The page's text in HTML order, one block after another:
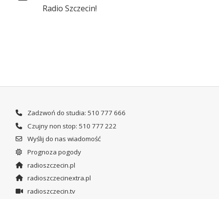
Radio Szczecin!
Zadzwoń do studia: 510 777 666
Czujny non stop: 510 777 222
Wyślij do nas wiadomość
Prognoza pogody
radioszczecin.pl
radioszczecinextra.pl
radioszczecin.tv